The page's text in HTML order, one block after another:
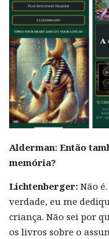
Alderman: Então
memória?
Lichtenberger: Não
verdade, eu me
criança. Não sei por
os livros sobre o